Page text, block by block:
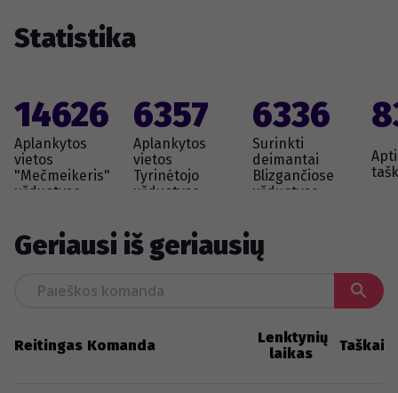
Statistika
14626
Aplankytos
vietos
"Mečmeikeris"
užduotyse
6357
Aplankytos
vietos
Tyrinėtojo
užduotyse
6336
Surinkti
deimantai
Blizgančiose
užduotyse
Geriausi iš geriausių
Reitingas Komanda
Lenktynių
laikas
Taškai